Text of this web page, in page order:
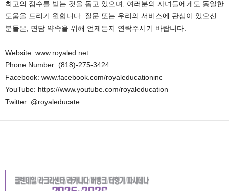
최고의 점수를 받는 것을 돕고 있으며, 여러분의 자녀들에게도 동일한
도움을 드리기 원합니다. 질문 또는 우리의 서비스에 관심이 있으신
분들은, 면담 약속을 위해 언제든지 연락주시기 바랍니다.
Website: www.royaled.net
Phone Number: (818)-275-3424
Facebook: www.facebook.com/royaleducationinc
YouTube: https://www.youtube.com/royaleducation
Twitter: @royaleducate